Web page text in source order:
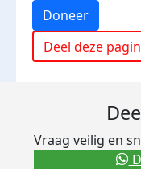
Doneer
Deel deze
Vraag veilig en